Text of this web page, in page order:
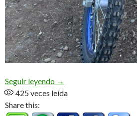
Seguir leyendo Thiago, el dueño de la
→
425 veces leída
Share this: